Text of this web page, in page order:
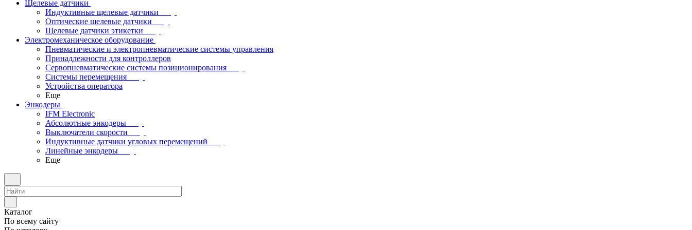
Щелевые датчики
Индуктивные щелевые датчики
Оптические щелевые датчики
Щелевые датчики этикетки
Электромеханическое оборудование
Пневматические и электропневматические системы управления
Принадлежности для контроллеров
Сервопневматические системы позиционирования
Системы перемещения
Устройства оператора
Еще
Энкодеры
IFM Electronic
Абсолютные энкодеры
Выключатели скорости
Индуктивные датчики угловых перемещений
Линейные энкодеры
Еще
Каталог
По всему сайту